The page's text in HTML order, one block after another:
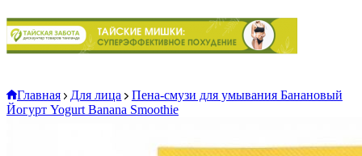
Главная Для лица
Пена-смузи для умывания Банановый
Йогурт Yogurt Banana Smoothie